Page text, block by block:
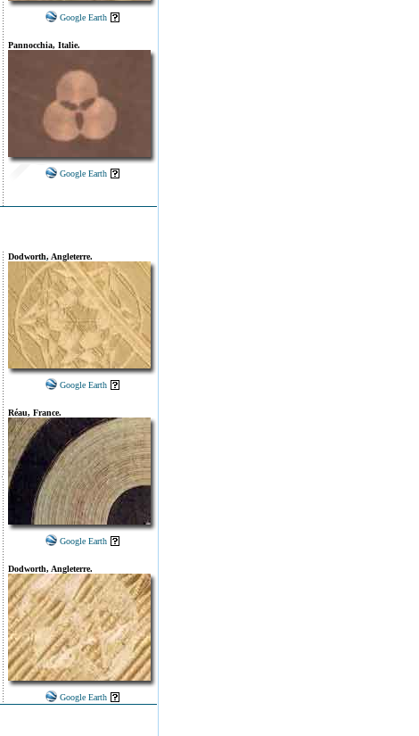
Google Earth
Pannocchia, Italie.
Google Earth
Dodworth, Angleterre.
Google Earth
Réau, France.
Google Earth
Dodworth, Angleterre.
Google Earth